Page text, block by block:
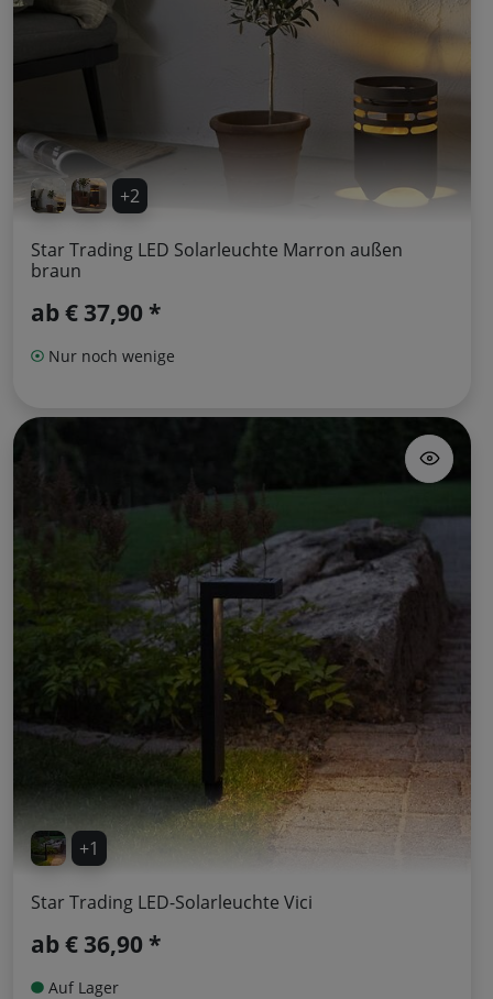
+2
Star Trading LED Solarleuchte Marron außen
braun
ab€ 37,90 *
Nur noch wenige
+1
Star Trading LED-Solarleuchte Vici
ab€ 36,90 *
Auf Lager